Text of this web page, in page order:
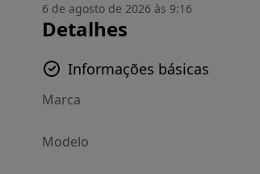
6 de agosto de 2026 às 9:16
Detalhes
Informações básicas
Marca
Modelo